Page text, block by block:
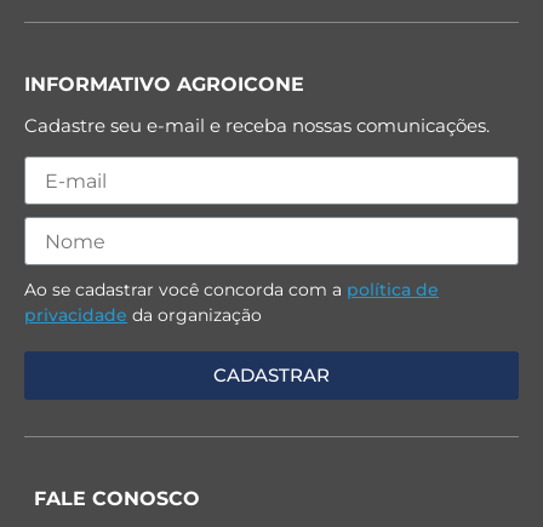
INFORMATIVO AGROICONE
Cadastre seu e-mail e receba nossas comunicações.
Ao se cadastrar você concorda com a política de
privacidade da organização
FALE CONOSCO